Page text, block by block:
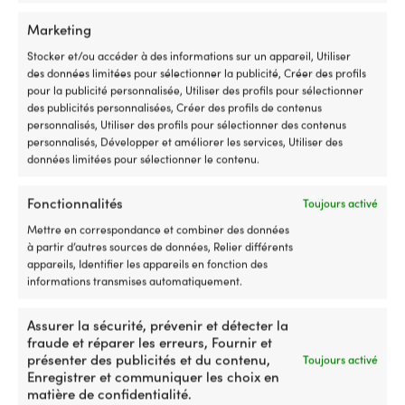
Marketing
Stocker et/ou accéder à des informations sur un appareil, Utiliser
des données limitées pour sélectionner la publicité, Créer des profils
pour la publicité personnalisée, Utiliser des profils pour sélectionner
des publicités personnalisées, Créer des profils de contenus
personnalisés, Utiliser des profils pour sélectionner des contenus
personnalisés, Développer et améliorer les services, Utiliser des
données limitées pour sélectionner le contenu.
Fonctionnalités
Toujours activé
Mettre en correspondance et combiner des données
à partir d’autres sources de données, Relier différents
appareils, Identifier les appareils en fonction des
informations transmises automatiquement.
Assurer la sécurité, prévenir et détecter la
fraude et réparer les erreurs, Fournir et
présenter des publicités et du contenu,
Enregistrer et communiquer les choix en
matière de confidentialité.
Toujours activé
Chain 8210, 85 cm, Ø8 mm, noir
Px cons.99,99€Le
prix
99,99 €.
89,99€Le
prix
89,99 €.
TVA incl.
1 EN STOCK (PEUT ÊTRE
COMMANDÉ)
cadenas à combinaison ABUS
Tresor 1385, 85 cm, Ø7 mm, noir
Px cons.
TVA incl.
2 EN STOCK